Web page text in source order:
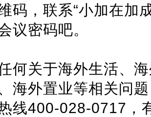
码，联系“小加在加
议密码吧。
何关于海外生活、
海外置业等相关问
线400-028-0717，